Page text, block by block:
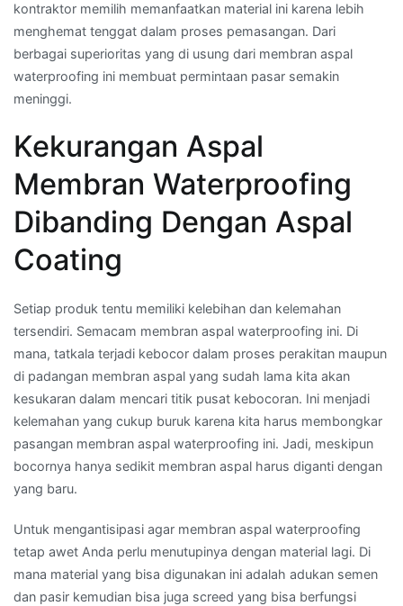
kontraktor memilih memanfaatkan material ini karena lebih
menghemat tenggat dalam proses pemasangan. Dari
berbagai superioritas yang di usung dari membran aspal
waterproofing ini membuat permintaan pasar semakin
meninggi.
Kekurangan Aspal
Membran Waterproofing
Dibanding Dengan Aspal
Coating
Setiap produk tentu memiliki kelebihan dan kelemahan
tersendiri. Semacam membran aspal waterproofing ini. Di
mana, tatkala terjadi kebocor dalam proses perakitan maupun
di padangan membran aspal yang sudah lama kita akan
kesukaran dalam mencari titik pusat kebocoran. Ini menjadi
kelemahan yang cukup buruk karena kita harus membongkar
pasangan membran aspal waterproofing ini. Jadi, meskipun
bocornya hanya sedikit membran aspal harus diganti dengan
yang baru.
Untuk mengantisipasi agar membran aspal waterproofing
tetap awet Anda perlu menutupinya dengan material lagi. Di
mana material yang bisa digunakan ini adalah adukan semen
dan pasir kemudian bisa juga screed yang bisa berfungsi